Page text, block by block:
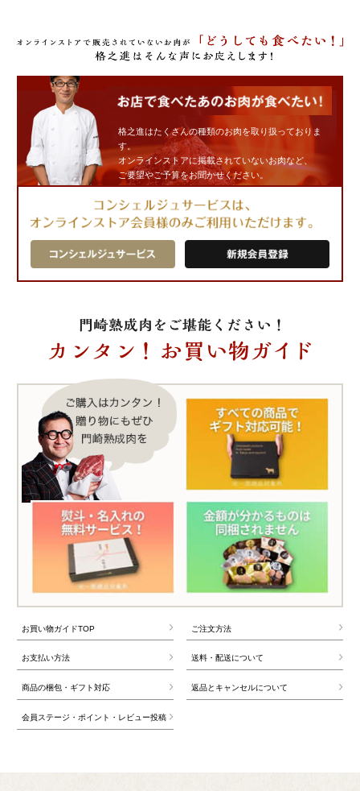
格之進はたくさんの種類のお肉を取り扱っておりま
す。
オンラインストアに掲載されていないお肉など、
ご要望やご予算をお聞かせください。
お買い物ガイドTOP ご注文方法
お支払い方法 送料・配送について
商品の梱包・ギフト対応 返品とキャンセルについて
会員ステージ・ポイント・レビュー投稿